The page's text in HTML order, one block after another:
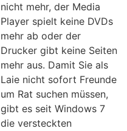
nicht mehr, der Media
Player spielt keine DVDs
mehr ab oder der
Drucker gibt keine Seiten
mehr aus. Damit Sie als
Laie nicht sofort Freunde
um Rat suchen müssen,
gibt es seit Windows 7
die versteckten